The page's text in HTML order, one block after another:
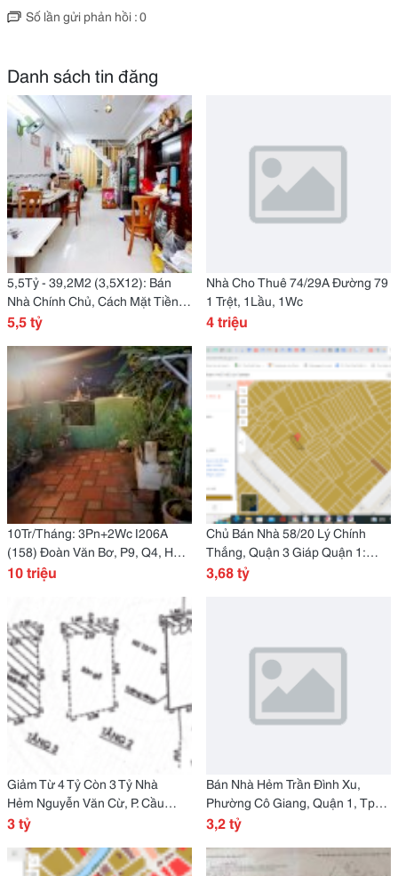
Số lần gửi phản hồi : 0
Danh sách tin đăng
5,5Tỷ - 39,2M2 (3,5X12): Bán
Nhà Chính Chủ, Cách Mặt Tiền 1
Căn Đường Đoàn Văn Bơ, Quận
5,5 tỷ
Nhà Cho Thuê 74/29A Đường 79
1 Trệt, 1Lầu, 1Wc
4 triệu
10Tr/Tháng: 3Pn+2Wc I206A
(158) Đoàn Văn Bơ, P9, Q4, Hẻm
Rộng 4M
10 triệu
Chủ Bán Nhà 58/20 Lý Chính
Thắng, Quận 3 Giáp Quận 1:
3,68 Tỷ
3,68 tỷ
Giảm Từ 4 Tỷ Còn 3 Tỷ Nhà
Hẻm Nguyễn Văn Cừ, P. Cầu
Kho, Quận 1 ; 4 M X 7,1M, 1 Lầu,
3 tỷ
Bán Nhà Hẻm Trần Đình Xu,
Phường Cô Giang, Quận 1, Tp
Hồ Chí Minh
3,2 tỷ